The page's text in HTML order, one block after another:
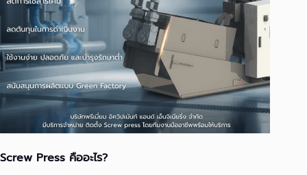
Screw Press คืออะไร?